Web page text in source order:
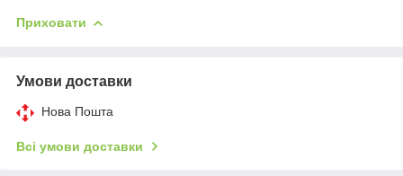
Приховати
Умови доставки
Нова Пошта
Всі умови доставки